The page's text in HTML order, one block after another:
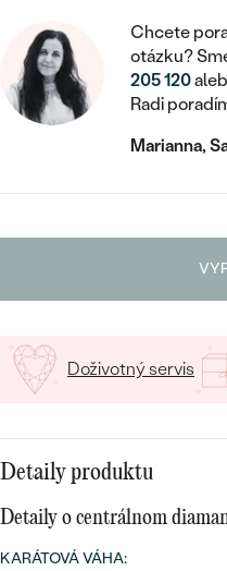
CENOVO
LUXUSNÉ
DIAMANT
LAB GROWN
MOISSANIT
ČIERNY DIAMANT
PLATINA
STRIEBRO
ZLATÉ
STRIEBORNÉ
PLATINOVÉ
S LAB GROWN
PERSONALIZOVANÉ
S DRAHOKAMAMI
S PERLAMI
PODĽA CENY
CENOVO
PODĽA DRAHOKAMU
S DIAMANTMI
S DRAHOKAMAMI
LUXUSNÉ
S DRAHOKAMAMI
S PERLAMI
PODĽA CENY
CENOVO
Chcete
otázku?
205 120
Radi
Marianna,
Doživotný servis
Detaily produktu
Detaily o centrálnom
KARÁTOVÁ VÁHA: